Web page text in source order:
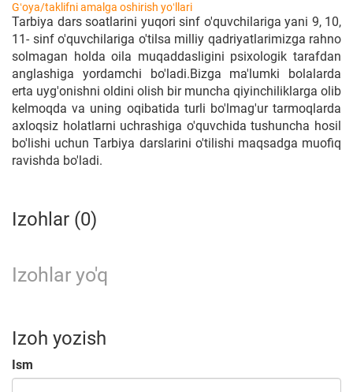
Gʻoya/taklifni amalga oshirish yoʻllari
Tarbiya dars soatlarini yuqori sinf o'quvchilariga yani 9, 10,
11- sinf o'quvchilariga o'tilsa milliy qadriyatlarimizga rahno
solmagan holda oila muqaddasligini psixologik tarafdan
anglashiga yordamchi bo'ladi.Bizga ma'lumki bolalarda
erta uyg'onishni oldini olish bir muncha qiyinchiliklarga olib
kelmoqda va uning oqibatida turli bo'lmag'ur tarmoqlarda
axloqsiz holatlarni uchrashiga o'quvchida tushuncha hosil
bo'lishi uchun Tarbiya darslarini o'tilishi maqsadga muofiq
ravishda bo'ladi.
Izohlar (0)
Izohlar yo'q
Izoh yozish
Ism